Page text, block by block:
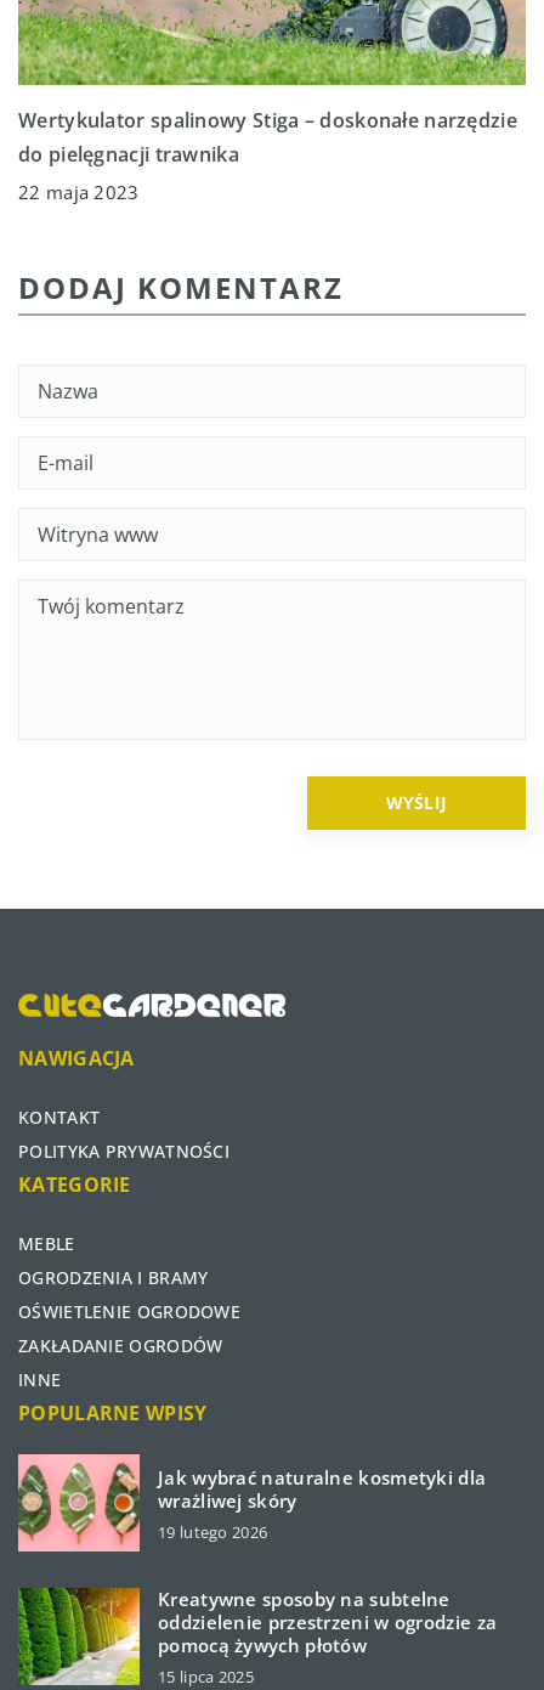
Wertykulator spalinowy Stiga – doskonałe narzędzie
do pielęgnacji trawnika
22 maja 2023
DODAJ KOMENTARZ
NAWIGACJA
KONTAKT
POLITYKA PRYWATNOŚCI
KATEGORIE
MEBLE
OGRODZENIA I BRAMY
OŚWIETLENIE OGRODOWE
ZAKŁADANIE OGRODÓW
INNE
POPULARNE WPISY
Jak wybrać naturalne kosmetyki dla
wrażliwej skóry
19 lutego 2026
Kreatywne sposoby na subtelne
oddzielenie przestrzeni w ogrodzie za
pomocą żywych płotów
15 lipca 2025